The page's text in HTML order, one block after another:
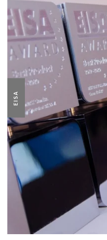
EISA